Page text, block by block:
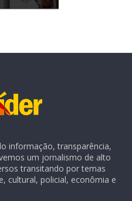
informação, transparência,
um jornalismo de alto
transitando por temas
cultural, policial, econômia e